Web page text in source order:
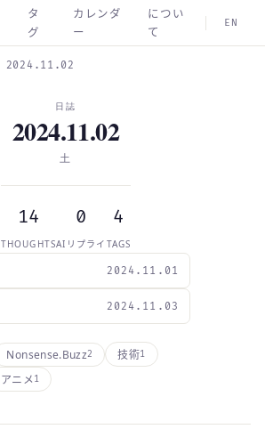
タ
グ
カレンダ
ー
につい
て
EN
2024.11.02
2024.11.01
日誌
2024.11.02
土
14
THOUGHTS
0
AIリプライ
4
TAGS
2024.11.03
Nonsense.Buzz2 技術1
アニメ 1